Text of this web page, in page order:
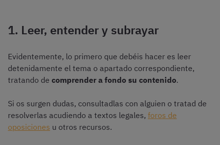
1. Leer, entender y subrayar
Evidentemente, lo primero que debéis hacer es leer
detenidamente el tema o apartado correspondiente,
tratando de comprender a fondo su contenido.
Si os surgen dudas, consultadlas con alguien o tratad de
resolverlas acudiendo a textos legales, foros de
oposiciones u otros recursos.